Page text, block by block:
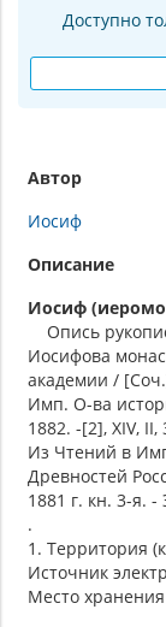
Доступно
Автор
Иосиф
Описание
Иосиф
Опись
Иосифова
академии /
Имп. О-ва
1882. -[2], XIV, II,
Из Чтений в
Древностей
1881 г. кн. 3-я. -
.
1. Территория
Источник
Место